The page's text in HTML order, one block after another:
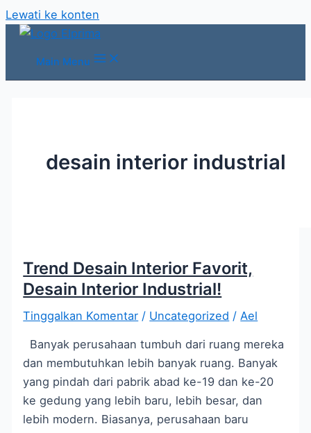
Lewati ke konten
Main Menu
desain interior industrial
Trend Desain Interior Favorit,
Desain Interior Industrial!
Tinggalkan Komentar / Uncategorized / Ael
Banyak perusahaan tumbuh dari ruang mereka
dan membutuhkan lebih banyak ruang. Banyak
yang pindah dari pabrik abad ke-19 dan ke-20
ke gedung yang lebih baru, lebih besar, dan
lebih modern. Biasanya, perusahaan baru